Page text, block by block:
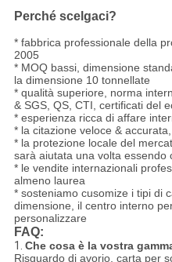
Perché scelgaci?
* fabbrica professionale della
2005
* MOQ bassi, dimensione
la dimensione 10 tonnellate
* qualità superiore, norma
& SGS, QS, CTI, certificati del
* esperienza ricca di affare
* la citazione veloce &
* la protezione locale del
sarà aiutata una volta essendo
* le vendite internazionali
almeno laurea
* sosteniamo cusomize i tipi di
dimensione, il centro interno
personalizzare
FAQ:
1. Che cosa è la vostra
Risguardo di avorio, carta per